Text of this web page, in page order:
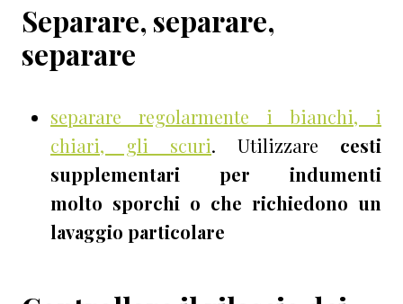
Separare, separare,
separare
separare regolarmente i bianchi, i
chiari, gli scuri. Utilizzare cesti
supplementari per indumenti
molto sporchi o che richiedono un
lavaggio particolare